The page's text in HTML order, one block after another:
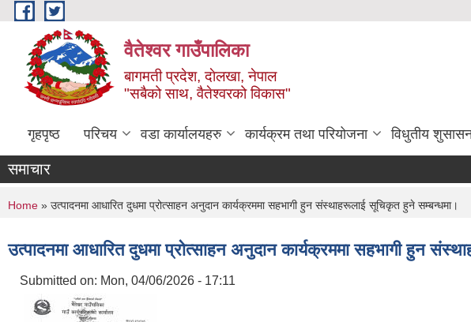
Skip to main content
वैतेश्वर गाउँपालिका
बागमती प्रदेश, दाेलखा, नेपाल
"सबैको साथ, वैतेश्वरको विकास"
गृहपृष्ठ परिचय वडा कार्यालयहरु कार्यक्रम तथा परियोजना विधुतीय
समाचार
You are here
Home » उत्पादनमा आधारित दुधमा प्रोत्साहन अनुदान कार्यक्रममा सहभागी हुन संस्थाहरूलाई सूचिकृत हुने सम्बन्धमा।
उत्पादनमा आधारित दुधमा प्रोत्साहन अनुदान कार्यक्रममा सहभागी हुन
Submitted on: Mon, 04/06/2026 - 17:11